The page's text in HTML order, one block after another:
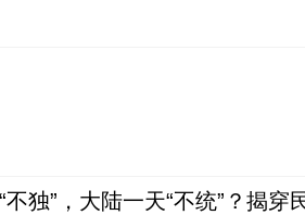
不独”，大陆一天“不统”？揭穿